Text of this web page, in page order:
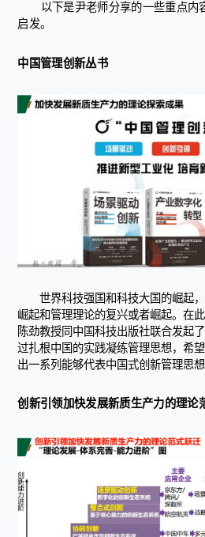
以下是尹老师分享的一些重点内
启发。
中国管理创新丛书
世界科技强国和科技大国的崛起
崛起和管理理论的复兴或者崛起。在
陈劲教授同中国科技出版社联合发起
过扎根中国的实践凝练管理思想，希
出一系列能够代表中国式创新管理思想
创新引领加快发展新质生产力的理论